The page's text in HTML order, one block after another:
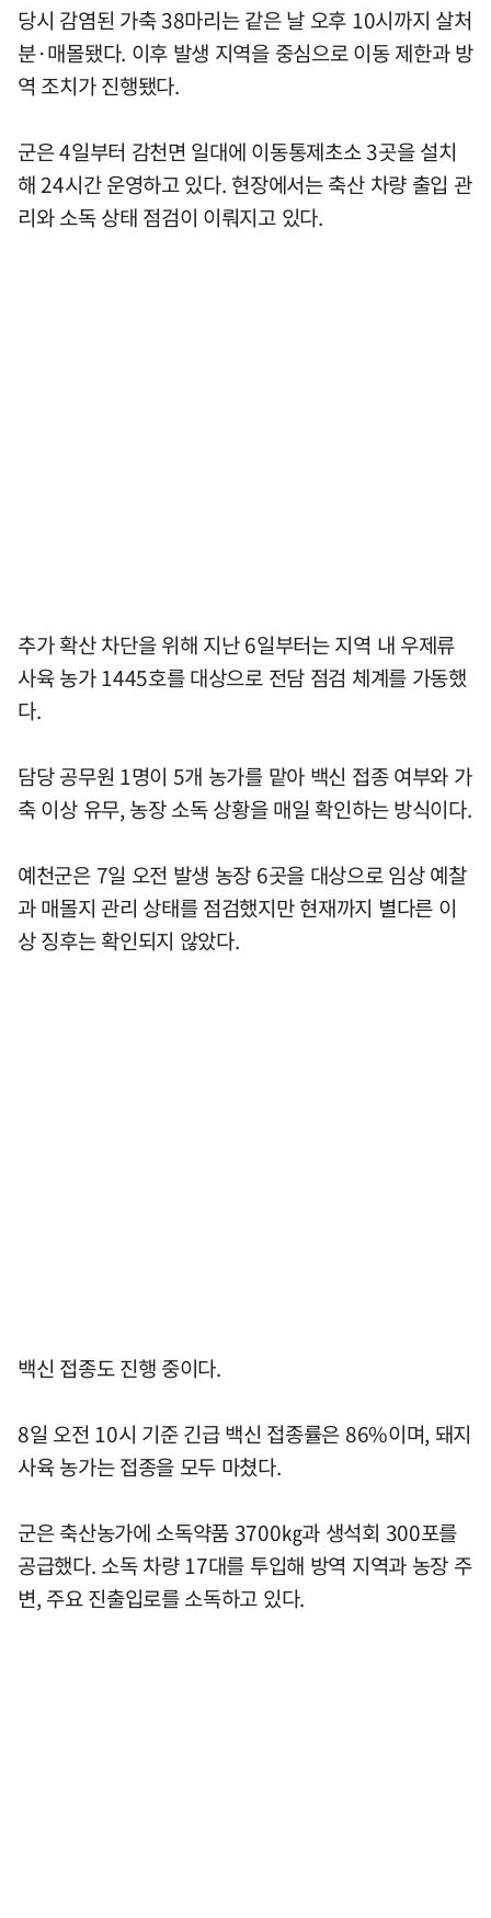
당시 감염된 가축 38마리는 같은 날 오후 10시까지 살처
분·매몰됐다. 이후 발생 지역을 중심으로 이동 제한과 방
역 조치가 진행됐다.
군은 4일부터 감천면 일대에 이동통제초소 3곳을 설치
해 24시간 운영하고 있다. 현장에서는 축산 차량 출입 관
리와 소독 상태 점검이 이뤄지고 있다.
추가 확산 차단을 위해 지난 6일부터는 지역 내 우제류
사육 농가 1445호를 대상으로 전담 점검 체계를 가동했
다.
담당 공무원 1명이 5개 농가를 맡아 백신 접종 여부와 가
축 이상 유무, 농장 소독 상황을 매일 확인하는 방식이다.
예천군은 7일 오전 발생 농장 6곳을 대상으로 임상 예찰
과 매몰지 관리 상태를 점검했지만 현재까지 별다른 이
상 징후는 확인되지 않았다.
백신 접종도 진행 중이다.
8일 오전 10시 기준 긴급 백신 접종률은 86%이며, 돼지
사육 농가는 접종을 모두 마쳤다.
군은 축산농가에 소독약품 3700㎏과 생석회 300포를
공급했다. 소독 차량 17대를 투입해 방역 지역과 농장 주
변, 주요 진출입로를 소독하고 있다.